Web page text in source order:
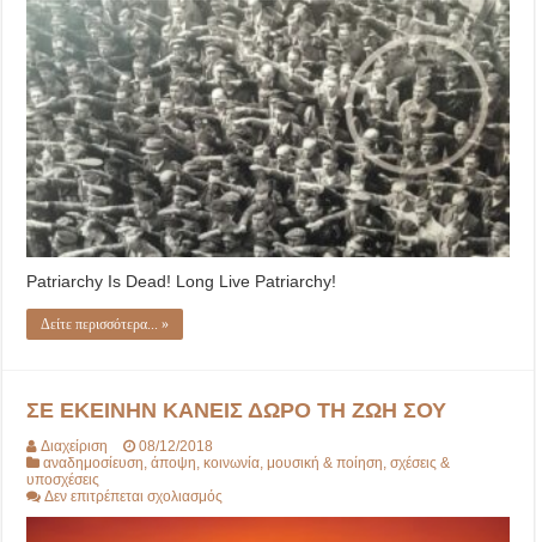
Patriarchy Is Dead! Long Live Patriarchy!
Δείτε περισσότερα... »
ΣΕ ΕΚΕΙΝΗΝ ΚΑΝΕΙΣ ΔΩΡΟ ΤΗ ΖΩΗ ΣΟΥ
Διαχείριση
08/12/2018
αναδημοσίευση,άποψη,κοινωνία,μουσική & ποίηση,σχέσεις &
υποσχέσεις
Δεν επιτρέπεται σχολιασμός